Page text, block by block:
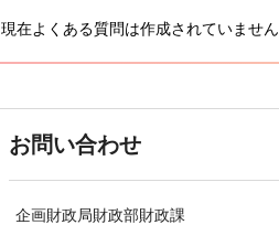
現在よくある質問は作成されていませ
お問い合わせ
企画財政局財政部財政課